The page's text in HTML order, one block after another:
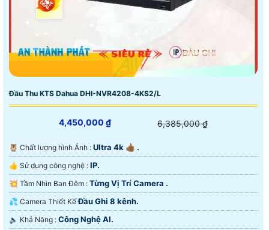
Đầu Thu KTS Dahua DHI-NVR4208-4KS2/L
4,450,000 ₫ 6,385,000 ₫
🦉 Chất lượng hình Ảnh : Ultra 4k 👍🏾 .
👍 Sử dụng công nghệ : IP.
💥 Tầm Nhìn Ban Đêm : Từng Vị Trí Camera .
💦 Camera Thiết KếĐầu Ghi 8 kênh.
️🔈 Khả Năng : Công Nghệ AI.